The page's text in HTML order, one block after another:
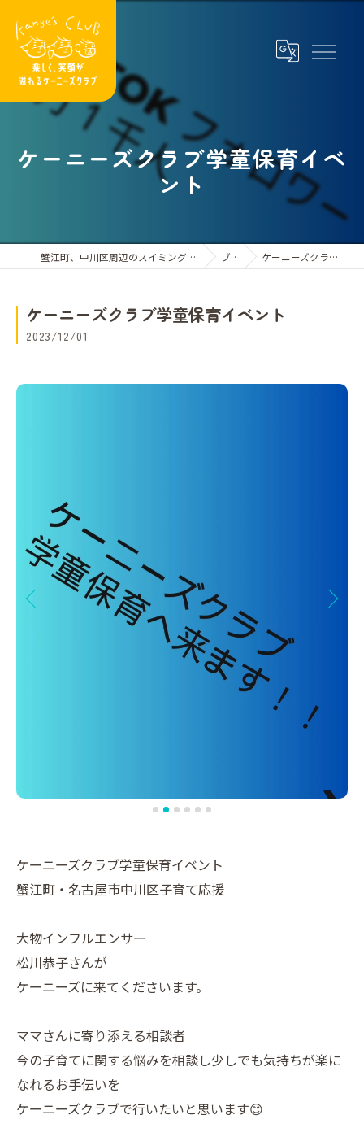
ケーニーズクラブ学童保育イベ
ント
蟹江町、中川区周辺のスイミングスクールならケーニーズクラブ ブログ ケーニーズクラブ学童保育イベント
ケーニーズクラブ学童保育イベント
2023/12/01
ケーニーズクラブ学童保育イベント
蟹江町・名古屋市中川区子育て応援
大物インフルエンサー
松川恭子さんが
ケーニーズに来てくださいます。
ママさんに寄り添える相談者
今の子育てに関する悩みを相談し少しでも気持ちが楽に
なれるお手伝いを
ケーニーズクラブで行いたいと思います😊